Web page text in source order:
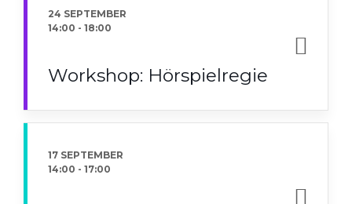
24 SEPTEMBER
14:00 - 18:00
Workshop: Hörspielregie
17 SEPTEMBER
14:00 - 17:00